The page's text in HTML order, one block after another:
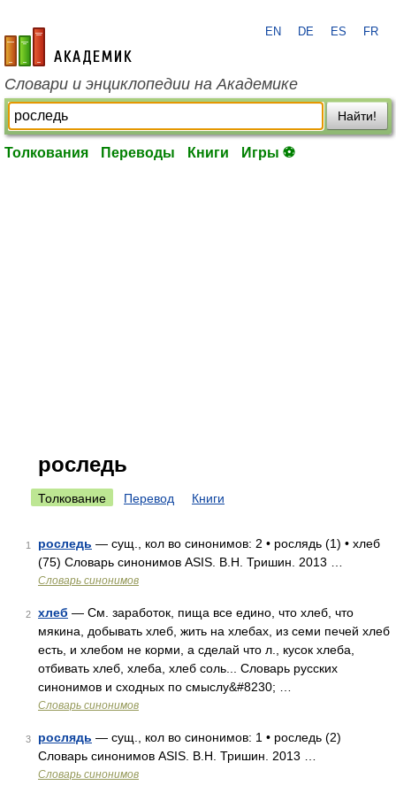
academic.ru
EN DE ES FR
Словари и энциклопедии на Академике
Найти!
Толкования Переводы Книги Игры ⚽
роследь
Толкование Перевод Книги
1 роследь — сущ., кол во синонимов: 2 • рослядь (1) • хлеб
(75) Словарь синонимов ASIS. В.Н. Тришин. 2013 …
Словарь синонимов
2 хлеб — См. заработок, пища все едино, что хлеб, что
мякина, добывать хлеб, жить на хлебах, из семи печей хлеб
есть, и хлебом не корми, а сделай что л., кусок хлеба,
отбивать хлеб, хлеба, хлеб соль... Словарь русских
синонимов и сходных по смыслу&#8230; …
Словарь синонимов
3 рослядь — сущ., кол во синонимов: 1 • роследь (2)
Словарь синонимов ASIS. В.Н. Тришин. 2013 …
Словарь синонимов